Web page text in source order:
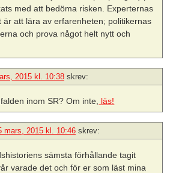
med att bedöma risken. Experternas
är att lära av erfarenheten; politikernas
och prova något helt nytt och
2015 kl. 10:38 skrev:
inom SR? Om inte, läs!
mars, 2015 kl. 10:46 skrev:
sämsta förhållande tagit
varade det och för er som läst mina